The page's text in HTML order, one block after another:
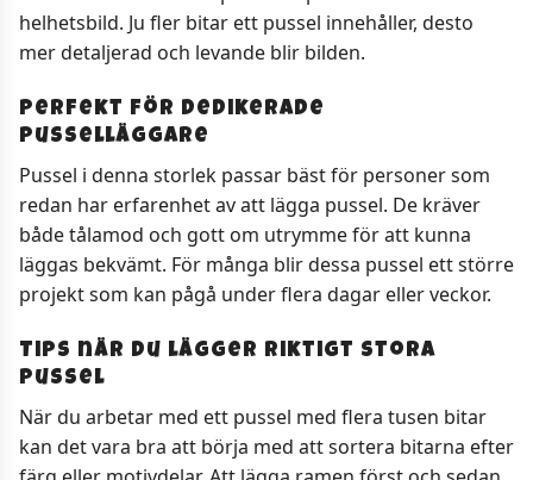
helhetsbild. Ju fler bitar ett pussel innehåller, desto
mer detaljerad och levande blir bilden.
Perfekt för dedikerade
pusselläggare
Pussel i denna storlek passar bäst för personer som
redan har erfarenhet av att lägga pussel. De kräver
både tålamod och gott om utrymme för att kunna
läggas bekvämt. För många blir dessa pussel ett större
projekt som kan pågå under flera dagar eller veckor.
Tips när du lägger riktigt stora
pussel
När du arbetar med ett pussel med flera tusen bitar
kan det vara bra att börja med att sortera bitarna efter